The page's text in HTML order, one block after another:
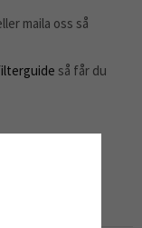
maila oss så
så får du
Whirlpool,
Samsung,
vårt utbud, så